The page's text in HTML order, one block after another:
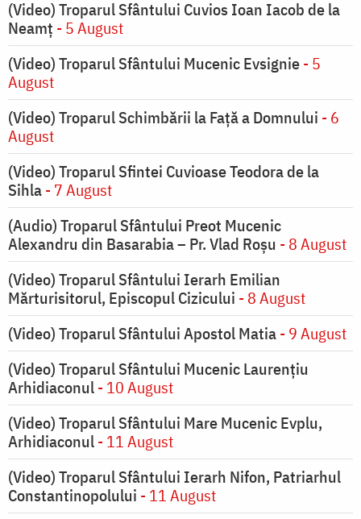
(Video) Troparul Sfântului Cuvios Ioan Iacob de la
Neamț - 5 August
(Video) Troparul Sfântului Mucenic Evsignie- 5
August
(Video) Troparul Schimbării la Față a Domnului - 6
August
(Video) Troparul Sfintei Cuvioase Teodora de la
Sihla- 7 August
(Audio) Troparul Sfântului Preot Mucenic
Alexandru din Basarabia – Pr. Vlad Roșu - 8 August
(Video) Troparul Sfântului Ierarh Emilian
Mărturisitorul, Episcopul Cizicului - 8 August
(Video) Troparul Sfântului Apostol Matia- 9 August
(Video) Troparul Sfântului Mucenic Laurențiu
Arhidiaconul- 10 August
(Video) Troparul Sfântului Mare Mucenic Evplu,
Arhidiaconul- 11 August
(Video) Troparul Sfântului Ierarh Nifon, Patriarhul
Constantinopolului - 11 August